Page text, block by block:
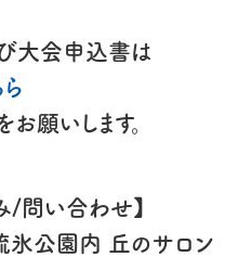
大会申込書は
ら
お願いします。
問い合わせ】
氷公園内 丘のサロン